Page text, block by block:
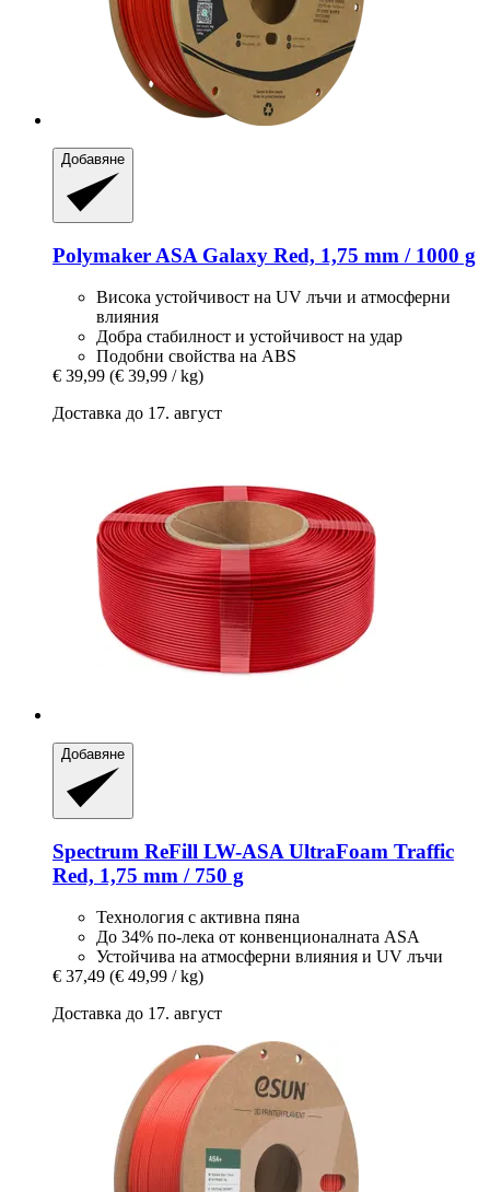
Добавяне
Polymaker ASA Galaxy Red, 1,75 mm / 1000 g
Висока устойчивост на UV лъчи и атмосферни
влияния
Добра стабилност и устойчивост на удар
Подобни свойства на ABS
€ 39,99 (€ 39,99 / kg)
Доставка до 17. август
Добавяне
Spectrum ReFill LW-​ASA UltraFoam Traffic
Red, 1,75 mm / 750 g
Технология с активна пяна
До 34% по-лека от конвенционалната ASA
Устойчива на атмосферни влияния и UV лъчи
€ 37,49 (€ 49,99 / kg)
Доставка до 17. август